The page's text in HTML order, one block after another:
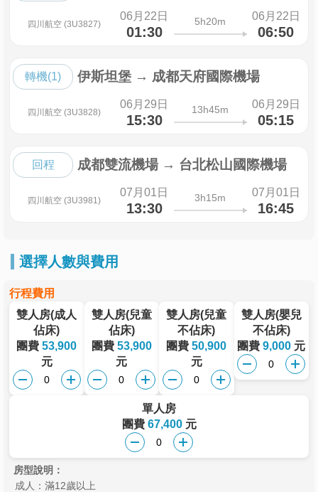
四川航空 (3U3827)
06月22日
01:30
5h20m 06月22日
06:50
轉機(1) 伊斯坦堡 → 成都天府國際機場
四川航空 (3U3828)
06月29日
15:30
13h45m 06月29日
05:15
回程 成都雙流機場 → 台北松山國際機場
四川航空 (3U3981)
07月01日
13:30
3h15m 07月01日
16:45
選擇人數與費用
行程費用
雙人房(成人
佔床)
團費53,900
元
雙人房(兒童
佔床)
團費 53,900
元
雙人房(兒童
不佔床)
團費50,900
元
雙人房(嬰兒
不佔床)
團費9,000 元
單人房
團費 67,400元
房型說明：
成人：滿12歲以上